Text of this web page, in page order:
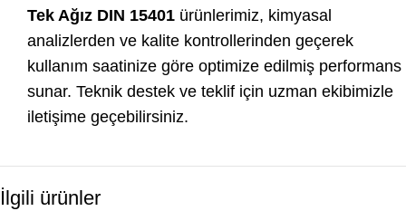
Tek Ağız DIN 15401 ürünlerimiz, kimyasal
analizlerden ve kalite kontrollerinden geçerek
kullanım saatinize göre optimize edilmiş performans
sunar. Teknik destek ve teklif için uzman ekibimizle
iletişime geçebilirsiniz.
İlgili ürünler